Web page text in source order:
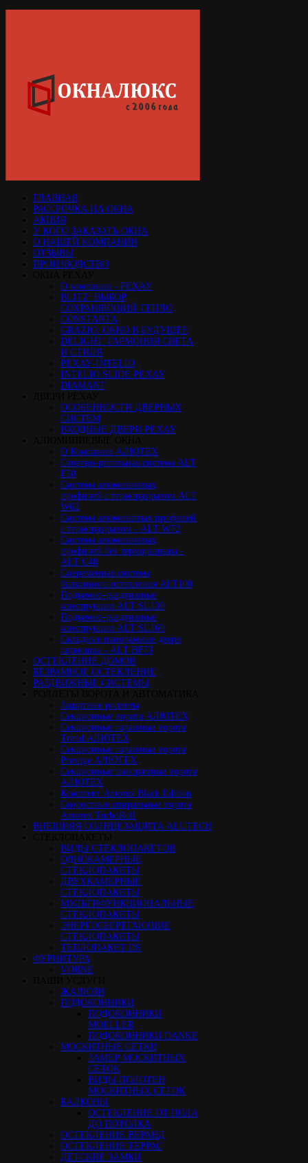
ГЛАВНАЯ
РАССРОЧКА НА ОКНА
АКЦИЯ
У КОГО ЗАКАЗАТЬ ОКНА
О НАШЕЙ КОМПАНИИ
ОТЗЫВЫ
ПРОИЗВОДСТВО
О компании - РЕХАУ
BLITZ: ВЫБОР,
СОХРАНЯЮЩИЙ ТЕПЛО
CONSTANTA
GRAZIO: ОКНО В БУДУЩЕЕ
DELIGHT: ГАРМОНИЯ СВЕТА
И СТИЛЯ
РЕХАУ-INTELIO
INTELIO SLIDE РЕХАУ
DIAMANT
ОСОБЕННОСТИ ДВЕРНЫХ
СИСТЕМ
ВХОДНЫЕ ДВЕРИ РЕХАУ
О Компании АЛЮТЕХ
Стоечно-ригельная система ALT
F50
Cистема алюминиевых
профилей с терморазрывом ALT
W62
Система алюминивых профилей
с терморазрывом - ALT W72
Cистема алюминиевых
профилей без терморазрыва -
ALT C48
Cовременная система
балконного остекления ALT100
Подъемно-раздвижные
конструкции ALT SL130
Подъемно-раздвижные
конструкции ALT SL160
Cкладные панорамные двери
гармошка - ALT BF73
ОСТЕКЛЕНИЕ ДОМОВ
БЕЗРАМНОЕ ОСТЕКЛЕНИЕ
РАЗДВИЖНЫЕ СИСТЕМЫ
Защитные роллеты
Секционные ворота АЛЮТЕХ
Секционные гаражные ворота
Trend АЛЮТЕХ
Секционные гаражные ворота
Prestige АЛЮТЕХ
Секционные панорамные ворота
АЛЮТЕХ
Комплект Алютех Black Edition
Скоростные спиральные ворота
Алютех TurboRoll
ВНЕШНЯЯ СОЛНЦЕЗАЩИТА ALUTECH
ВИДЫ СТЕКЛОПАКЕТОВ
ОДНОКАМЕРНЫЕ
СТЕКЛОПАКЕТЫ
ДВУХКАМЕРНЫЕ
СТЕКЛОПАКЕТЫ
МУЛЬТИФУНКЦИОНАЛЬНЫЕ
СТЕКЛОПАКЕТЫ
ЭНЕРГОСБЕРЕГАЮЩИЕ
СТЕКЛОПАКЕТЫ
ТЕПЛОПАКЕТ DS
ФУРНИТУРА
VORNE
ЖАЛЮЗИ
ПОДОКОННИКИ
ПОДОКОННИКИ
MOELLER
ПОДОКОННИКИ DANKE
МОСКИТНЫЕ СЕТКИ
ЗАМЕР МОСКИТНЫХ
СЕТОК
ВИДЫ ПОЛОТЕН
МОСКИТНЫХ СЕТОК
БАЛКОНЫ
ОСТЕКЛЕНИЕ ОТ ПОЛА
ДО ПОТОЛКА
ОСТЕКЛЕНИЕ ВЕРАНД
ОСТЕКЛЕНИЕ ТЕРРАС
ДЕТСКИЕ ЗАМКИ